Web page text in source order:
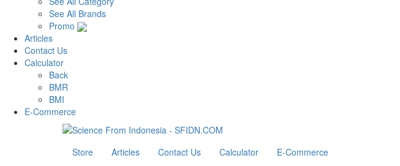
See All Brands
Promo
Articles
Contact Us
Calculator
Back
BMR
BMI
E-Commerce
Store Articles Contact Us Calculator E-Commerce